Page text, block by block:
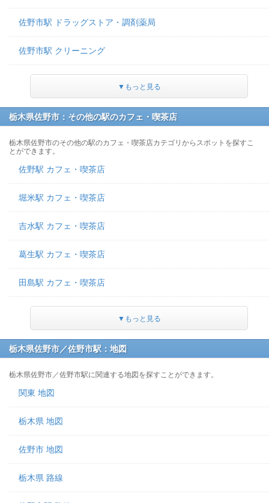
佐野市駅 ドラッグストア・調剤薬局
佐野市駅 クリーニング
▼もっと見る
栃木県佐野市：その他の駅のカフェ・喫茶店
栃木県佐野市のその他の駅のカフェ・喫茶店カテゴリからスポットを探すこ
とができます。
佐野駅 カフェ・喫茶店
堀米駅 カフェ・喫茶店
吉水駅 カフェ・喫茶店
葛生駅 カフェ・喫茶店
田島駅 カフェ・喫茶店
▼もっと見る
栃木県佐野市／佐野市駅：地図
栃木県佐野市／佐野市駅に関連する地図を探すことができます。
関東 地図
栃木県 地図
佐野市 地図
栃木県 路線